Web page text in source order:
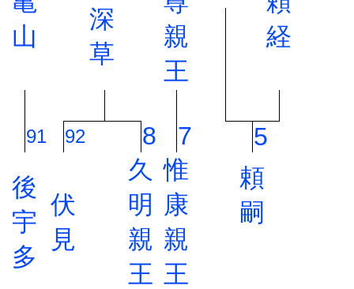
山
深
草
親
王
経
91 92 8 7
5
後
宇
多
伏
見
久
明
親
王
惟
康
親
王
頼
嗣